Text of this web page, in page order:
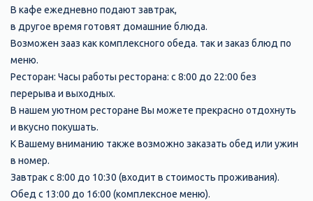
В кафе ежедневно подают завтрак,
в другое время готовят домашние блюда.
Возможен зааз как комплексного обеда. так и заказ блюд по
меню.
Ресторан: Часы работы ресторана: с 8:00 до 22:00 без
перерыва и выходных.
В нашем уютном ресторане Вы можете прекрасно отдохнуть
и вкусно покушать.
К Вашему вниманию также возможно заказать обед или ужин
в номер.
Завтрак с 8:00 до 10:30 (входит в стоимость проживания).
Обед с 13:00 до 16:00 (комплексное меню).